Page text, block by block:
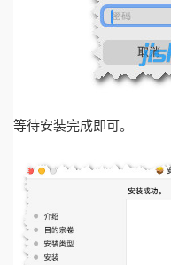
等待安装完成即可。